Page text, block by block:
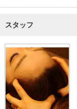
スタッフ